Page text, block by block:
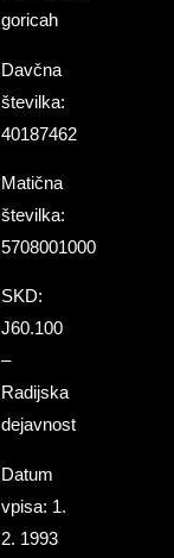
goricah
Davčna
številka:
40187462
Matična
številka:
5708001000
SKD:
J60.100
–
Radijska
dejavnost
Datum
vpisa: 1.
2. 1993